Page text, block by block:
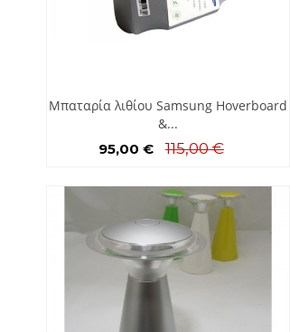
Μπαταρία λιθίου Samsung Hoverboard
&...
95,00 €
115,00 €